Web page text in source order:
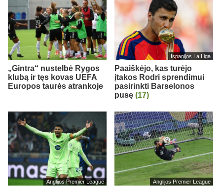
„Gintra“ nustelbė Rygos
klubą ir tęs kovas UEFA
Europos taurės atrankoje
Ispanijos La Liga
Paaiškėjo, kas turėjo
įtakos Rodri sprendimui
pasirinkti Barselonos
pusę (17)
Anglijos Premier League Anglijos Premier League